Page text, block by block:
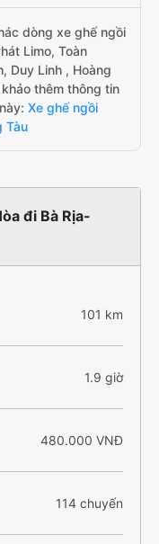
dòng xe ghế ngồi
Limo, Toàn
Duy Linh , Hoàng
thêm thông tin
Xe ghế ngồi
Tàu
đi Bà Rịa-
101 km
1.9 giờ
480.000 VNĐ
114 chuyến